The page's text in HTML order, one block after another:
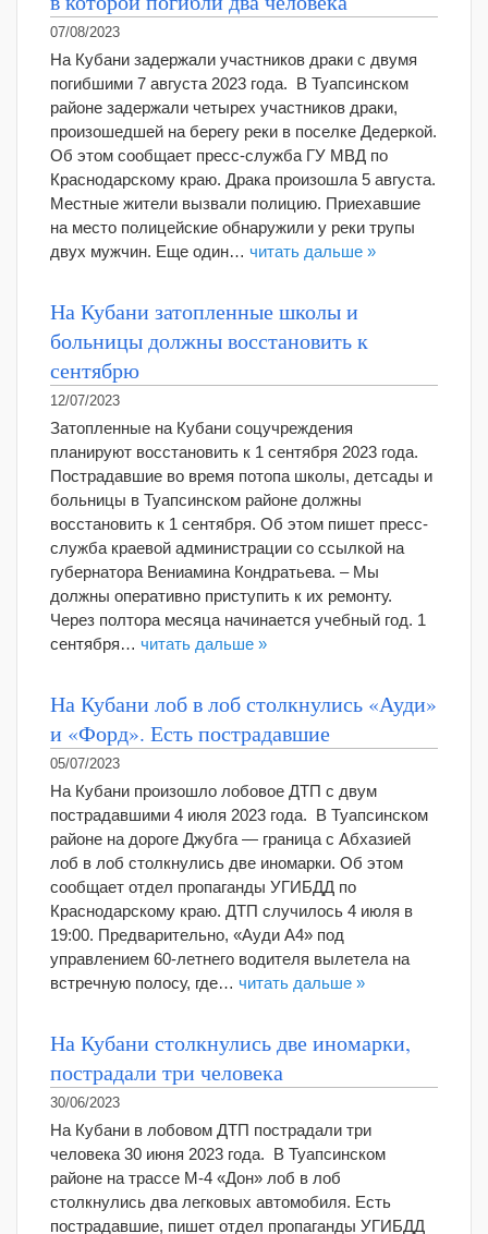
07/08/2023
На Кубани задержали участников драки с двумя
погибшими 7 августа 2023 года. В Туапсинском
районе задержали четырех участников драки,
произошедшей на берегу реки в поселке Дедеркой.
Об этом сообщает пресс-служба ГУ МВД по
Краснодарскому краю. Драка произошла 5 августа.
Местные жители вызвали полицию. Приехавшие
на место полицейские обнаружили у реки трупы
двух мужчин. Еще один… читать дальше »
На Кубани затопленные школы и
больницы должны восстановить к
сентябрю
12/07/2023
Затопленные на Кубани соцучреждения
планируют восстановить к 1 сентября 2023 года.
Пострадавшие во время потопа школы, детсады и
больницы в Туапсинском районе должны
восстановить к 1 сентября. Об этом пишет пресс-
служба краевой администрации со ссылкой на
губернатора Вениамина Кондратьева. – Мы
должны оперативно приступить к их ремонту.
Через полтора месяца начинается учебный год. 1
сентября… читать дальше »
На Кубани лоб в лоб столкнулись «Ауди»
и «Форд». Есть пострадавшие
05/07/2023
На Кубани произошло лобовое ДТП с двум
пострадавшими 4 июля 2023 года. В Туапсинском
районе на дороге Джубга — граница с Абхазией
лоб в лоб столкнулись две иномарки. Об этом
сообщает отдел пропаганды УГИБДД по
Краснодарскому краю. ДТП случилось 4 июля в
19:00. Предварительно, «Ауди А4» под
управлением 60-летнего водителя вылетела на
встречную полосу, где… читать дальше »
На Кубани столкнулись две иномарки,
пострадали три человека
30/06/2023
На Кубани в лобовом ДТП пострадали три
человека 30 июня 2023 года. В Туапсинском
районе на трассе М-4 «Дон» лоб в лоб
столкнулись два легковых автомобиля. Есть
пострадавшие, пишет отдел пропаганды УГИБДД